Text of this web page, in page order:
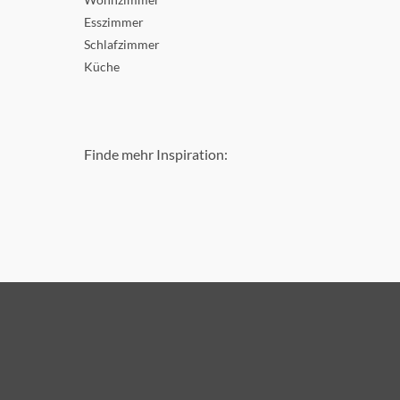
Esszimmer
Schlafzimmer
Küche
Finde mehr Inspiration: